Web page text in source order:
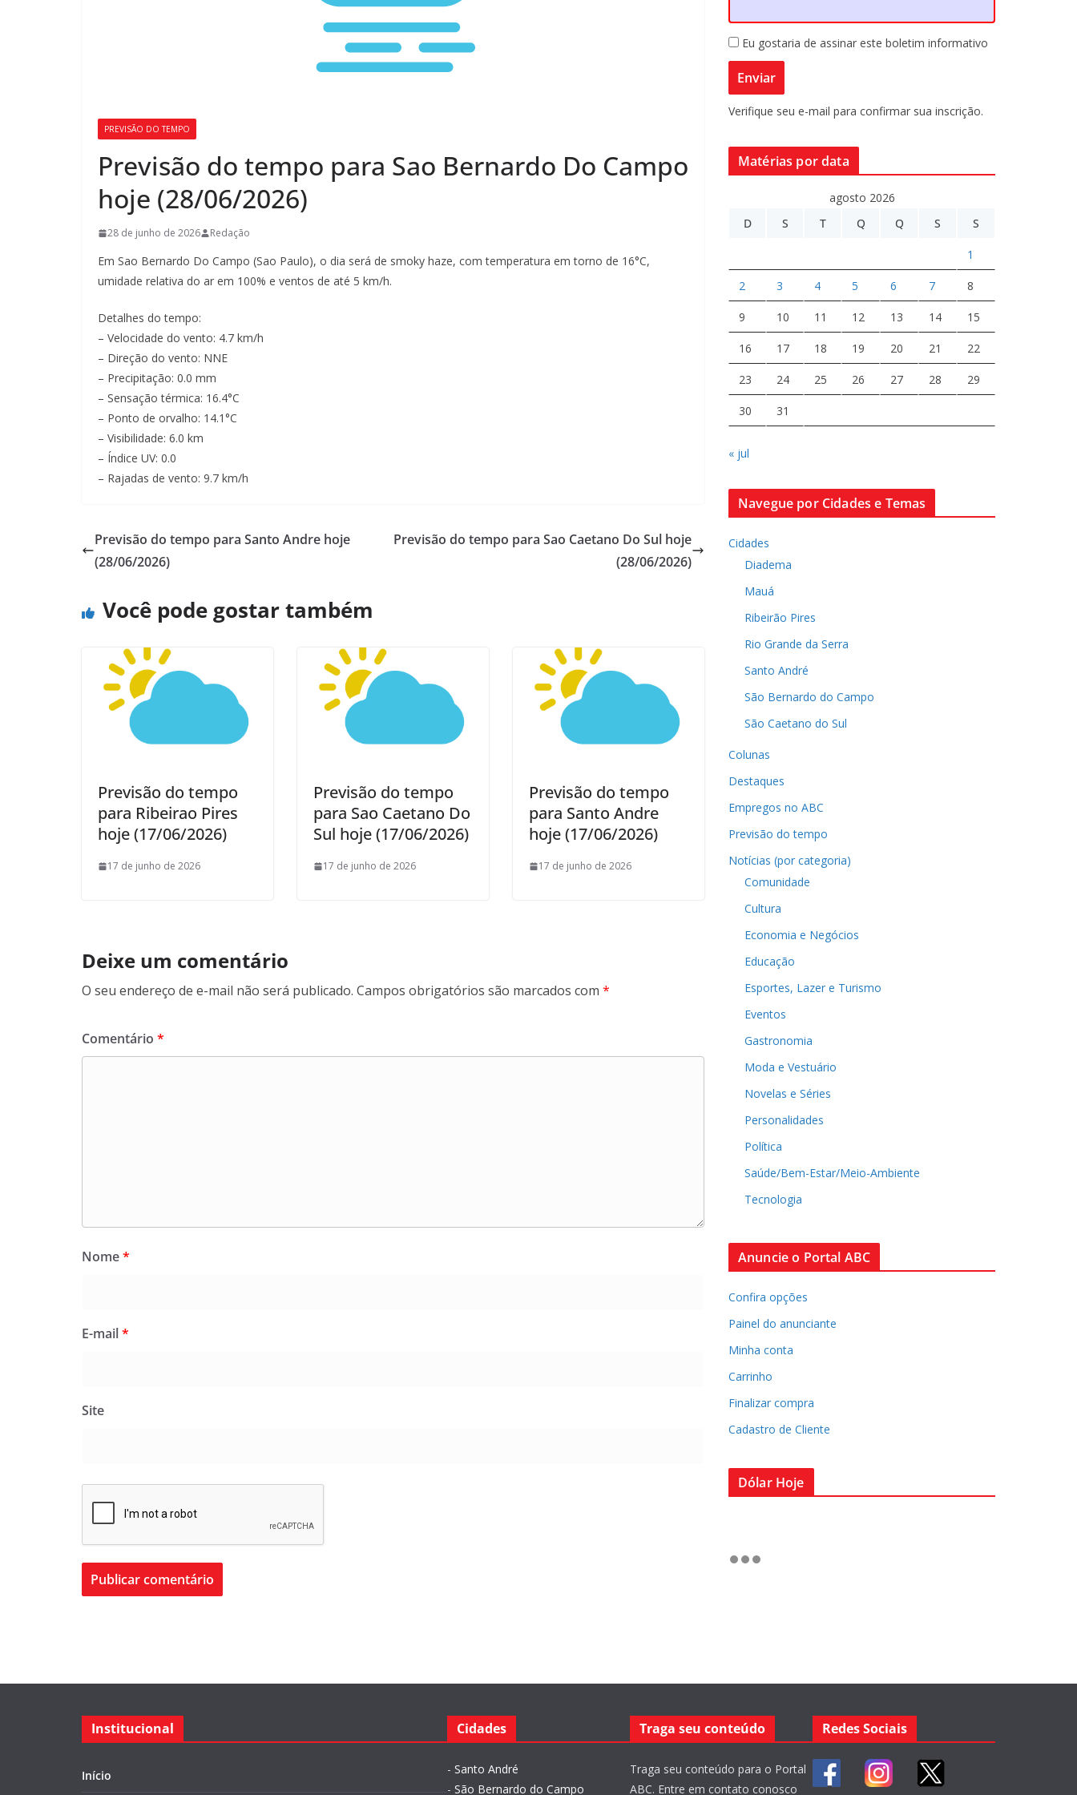
PREVISÃO DO TEMPO
Previsão do tempo para Sao Bernardo Do Campo
hoje (28/06/2026)
28 de junho de 2026 Redação
Em Sao Bernardo Do Campo (Sao Paulo), o dia será de smoky haze, com temperatura em torno de 16°C,
umidade relativa do ar em 100% e ventos de até 5 km/h.
Detalhes do tempo:
– Velocidade do vento: 4.7 km/h
– Direção do vento: NNE
– Precipitação: 0.0 mm
– Sensação térmica: 16.4°C
– Ponto de orvalho: 14.1°C
– Visibilidade: 6.0 km
– Índice UV: 0.0
– Rajadas de vento: 9.7 km/h
Previsão do tempo para Santo Andre hoje
(28/06/2026)
Previsão do tempo para Sao Caetano Do Sul hoje
(28/06/2026)
Você pode gostar também
Previsão do tempo
para Ribeirao Pires
hoje (17/06/2026)
17 de junho de 2026
Previsão do tempo
para Sao Caetano Do
Sul hoje (17/06/2026)
17 de junho de 2026
Previsão do tempo
para Santo Andre
hoje (17/06/2026)
17 de junho de 2026
Deixe um comentário
O seu endereço de e-mail não será publicado. Campos obrigatórios são marcados com *
Comentário *
Nome*
E-mail*
Site
Eu gostaria de assinar este boletim informativo
Verifique seu e-mail para confirmar sua inscrição.
Matérias por data
agosto 2026
D
S T Q Q S S
1
2 3 4 5 6 7 8
9 10 11 12 13 14 15
16 17 18 19 20 21 22
23 24 25 26 27 28 29
30 31
« jul
Navegue por Cidades e Temas
Cidades
Diadema
Mauá
Ribeirão Pires
Rio Grande da Serra
Santo André
São Bernardo do Campo
São Caetano do Sul
Colunas
Destaques
Empregos no ABC
Previsão do tempo
Notícias (por categoria)
Comunidade
Cultura
Economia e Negócios
Educação
Esportes, Lazer e Turismo
Eventos
Gastronomia
Moda e Vestuário
Novelas e Séries
Personalidades
Política
Saúde/Bem-Estar/Meio-Ambiente
Tecnologia
Anuncie o Portal ABC
Confira opções
Painel do anunciante
Minha conta
Carrinho
Finalizar compra
Cadastro de Cliente
Dólar Hoje
Institucional
Início
Cidades
- Santo André
- São Bernardo do Campo
Traga seu conteúdo
Traga seu conteúdo para o Portal
ABC. Entre em contato conosco
Redes Sociais